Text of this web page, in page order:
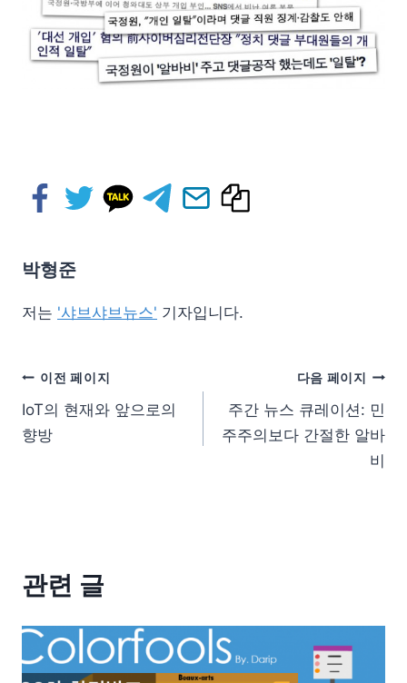
박형준
저는 '샤브샤브뉴스' 기자입니다.
이전 페이지
IoT의 현재와 앞으로의
향방
다음 페이지
주간 뉴스 큐레이션: 민
주주의보다 간절한 알바
비
관련 글